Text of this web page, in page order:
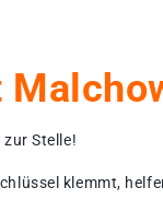
Stelle!
klemmt,